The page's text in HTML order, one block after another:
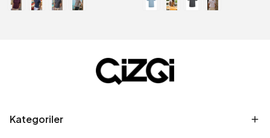
Kategoriler